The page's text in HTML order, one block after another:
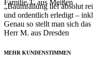
Familie T. aus Meißen
„Baumfällung lief absolut
und ordentlich erledigt –
Genau so stellt man sich das
Herr M. aus Dresden
MEHR KUNDENSTIMMEN